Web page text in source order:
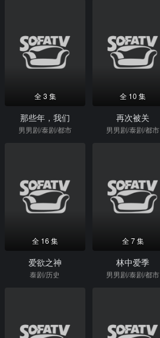
全 3 集
那些年，我们
男男剧/泰剧/都市
全 10 集
再次被关
男男剧/泰剧/都市
全 16 集
爱欲之神
泰剧/历史
全 7 集
林中爱季
男男剧/泰剧/都市